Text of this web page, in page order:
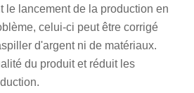
le lancement de la production en
celui-ci peut être corrigé
d'argent ni de matériaux.
du produit et réduit les